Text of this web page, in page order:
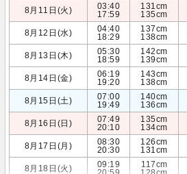
8月11日(火)
03:40
17:59
131cm
135cm
8月12日(水)
04:40
18:29
137cm
138cm
8月13日(木)
05:30
18:59
142cm
139cm
8月14日(金)
06:19
19:20
143cm
138cm
8月15日(土)
07:00
19:49
140cm
136cm
8月16日(日)
07:49
20:10
135cm
134cm
8月17日(月)
08:30
20:30
126cm
131cm
8月18日(火)
09:19
117cm